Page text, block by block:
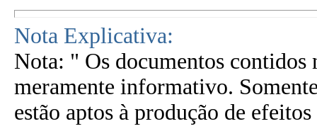
Nota Explicativa:
Nota: " Os documentos contidos
meramente informativo.
estão aptos à produção de